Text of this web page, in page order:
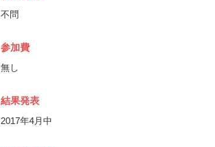
不問
参加費
無し
結果発表
2017年4月中